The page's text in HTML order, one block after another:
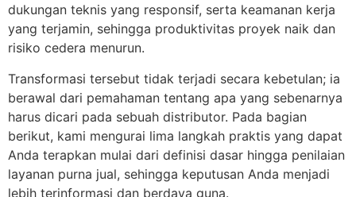
dukungan teknis yang responsif, serta keamanan kerja
yang terjamin, sehingga produktivitas proyek naik dan
risiko cedera menurun.
Transformasi tersebut tidak terjadi secara kebetulan; ia
berawal dari pemahaman tentang apa yang sebenarnya
harus dicari pada sebuah distributor. Pada bagian
berikut, kami mengurai lima langkah praktis yang dapat
Anda terapkan mulai dari definisi dasar hingga penilaian
layanan purna jual, sehingga keputusan Anda menjadi
lebih terinformasi dan berdaya guna.